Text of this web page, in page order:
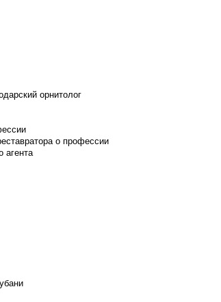
орнитолог
о профессии
агента